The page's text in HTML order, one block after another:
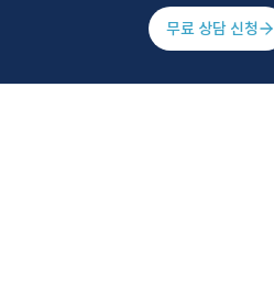
무료 상담 신청